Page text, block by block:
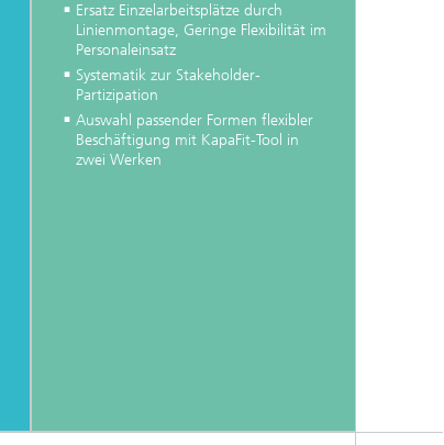
Ersatz Einzelarbeitsplätze durch
Linienmontage, Geringe Flexibilität im
Personaleinsatz
Systematik zur Stakeholder-
Partizipation
Auswahl passender Formen flexibler
Beschäftigung mit KapaFit-Tool in
zwei Werken